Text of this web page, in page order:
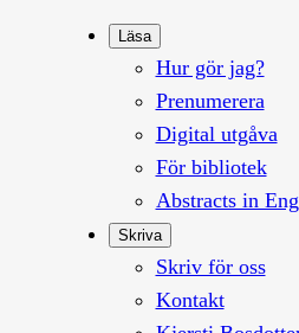
Läsa
Hur gör jag?
Prenumerera
Digital utgåva
För bibliotek
Abstracts in
Skriva
Skriv för oss
Kontakt